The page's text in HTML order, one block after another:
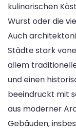
kulinarischen
Wurst oder die
Auch
Städte stark
allem
und einen
beeindruckt mit
aus moderner
Gebäuden,